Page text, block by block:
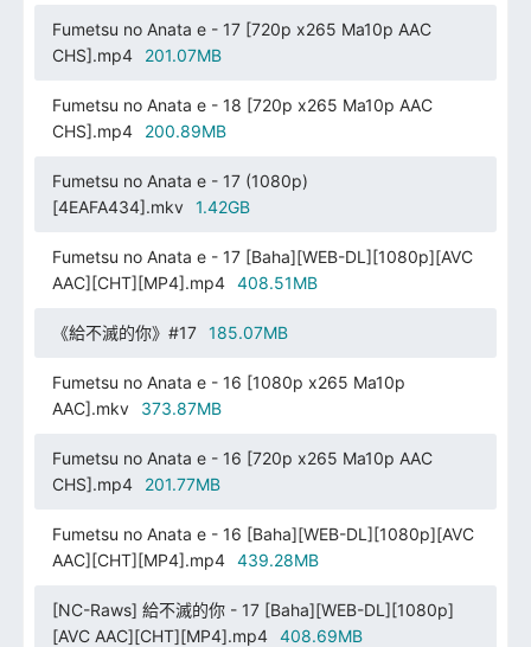
Fumetsu no Anata e - 17 [720p x265 Ma10p AAC
CHS].mp4
201.07MB
Fumetsu no Anata e - 18 [720p x265 Ma10p AAC
CHS].mp4
200.89MB
Fumetsu no Anata e - 17 (1080p)
[4EAFA434].mkv
1.42GB
Fumetsu no Anata e - 17 [Baha][WEB-DL][1080p][AVC
AAC][CHT][MP4].mp4
408.51MB
《給不滅的你》#17 185.07MB
Fumetsu no Anata e - 16 [1080p x265 Ma10p
AAC].mkv
373.87MB
Fumetsu no Anata e - 16 [720p x265 Ma10p AAC
CHS].mp4
201.77MB
Fumetsu no Anata e - 16 [Baha][WEB-DL][1080p][AVC
AAC][CHT][MP4].mp4
439.28MB
[NC-Raws] 給不滅的你 - 17 [Baha][WEB-DL][1080p]
[AVC AAC][CHT][MP4].mp4
408.69MB